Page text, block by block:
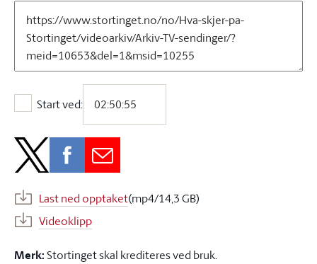
Start ved:
Start ved:
Last ned opptaket(mp4/14,3 GB)
Videoklipp
Merk:Stortinget skal krediteres ved bruk.